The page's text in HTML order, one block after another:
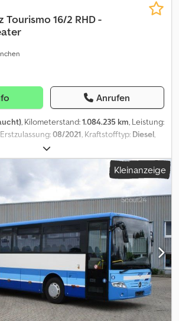
Tourismo 16/2 RHD -
Anrufen
, Kilometerstand:1.084.235 km, Leistung:
08/2021, Kraftstofftyp: Diesel,
, Getriebetyp:
, Emissionsklasse:Euro6, Farbe:Weiß,
, Ausstattung:
ABS, Bordcomputer,
Standheizung, Tempomat,
, Mercedes-Benz Tourismo 16/2 RHD,
Motor 435 PS Euro6, 1.084.235 km,
55+1+1 Schlafsitze mit Sicherheitsgurte,
Tempomat, ABS, ASR, Radio,
Mikrofon, Hebe- und Senkanlage,
Gepäcknetze, Fussrasten, Vorhänge,
Standheizung, 2x Dachluken,
Fahrersitz Grammer 3-
elektrisch, Fahrer-Fensterheber
elektrisch verstellbar und beheizbar,
Kleinanzeige